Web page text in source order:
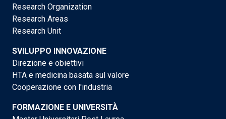
Research Organization
Research Areas
Research Unit
SVILUPPO INNOVAZIONE
Direzione e obiettivi
HTA e medicina basata sul valore
Cooperazione con l'industria
FORMAZIONE E UNIVERSITÀ